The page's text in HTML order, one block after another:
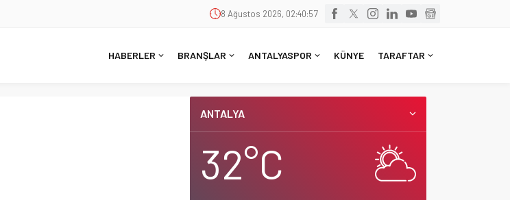
8 Ağustos 2026, 02:40:58
HABERLER BRANŞLAR ANTALYASPOR KÜNYE TARAFTAR
ANTALYA
32°C